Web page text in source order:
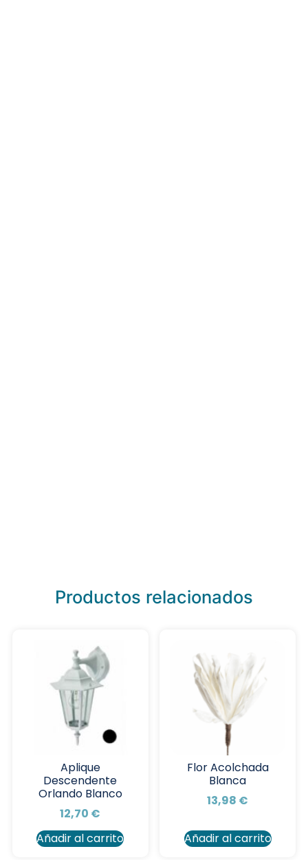
Productos relacionados
Aplique
Descendente
Orlando Blanco
12,70 €
Añadir al carrito
Flor Acolchada
Blanca
13,98 €
Añadir al carrito